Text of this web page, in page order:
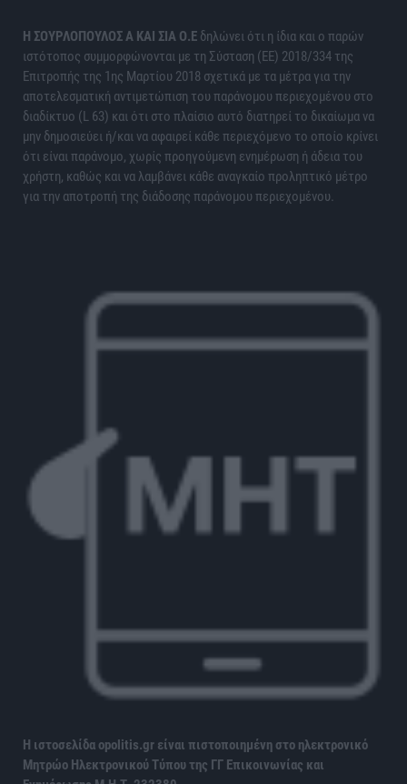
H ΣΟΥΡΛΟΠΟΥΛΟΣ Α ΚΑΙ ΣΙΑ Ο.Ε δηλώνει ότι η ίδια και ο παρών
ιστότοπος συμμορφώνονται με τη Σύσταση (ΕΕ) 2018/334 της
Επιτροπής της 1ης Μαρτίου 2018 σχετικά με τα μέτρα για την
αποτελεσματική αντιμετώπιση του παράνομου περιεχομένου στο
διαδίκτυο (L 63) και ότι στο πλαίσιο αυτό διατηρεί το δικαίωμα να
μην δημοσιεύει ή/και να αφαιρεί κάθε περιεχόμενο το οποίο κρίνει
ότι είναι παράνομο, χωρίς προηγούμενη ενημέρωση ή άδεια του
χρήστη, καθώς και να λαμβάνει κάθε αναγκαίο προληπτικό μέτρο
για την αποτροπή της διάδοσης παράνομου περιεχομένου.
Η ιστοσελίδα opolitis.gr είναι πιστοποιημένη στο ηλεκτρονικό
Μητρώο Ηλεκτρονικού Τύπου της ΓΓ Επικοινωνίας και